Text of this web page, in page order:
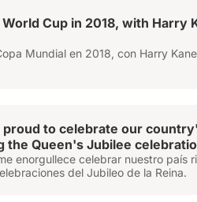
Cup in 2018, with Harry
Mundial en 2018, con Harry
proud to celebrate our
the Queen's Jubilee
enorgullece celebrar nuestro país
del Jubileo de la Reina.